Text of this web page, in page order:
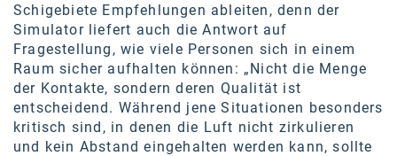
Schigebiete Empfehlungen ableiten, denn der
Simulator liefert auch die Antwort auf
Fragestellung, wie viele Personen sich in einem
Raum sicher aufhalten können: „Nicht die Menge
der Kontakte, sondern deren Qualität ist
entscheidend. Während jene Situationen besonders
kritisch sind, in denen die Luft nicht zirkulieren
und kein Abstand eingehalten werden kann, sollte